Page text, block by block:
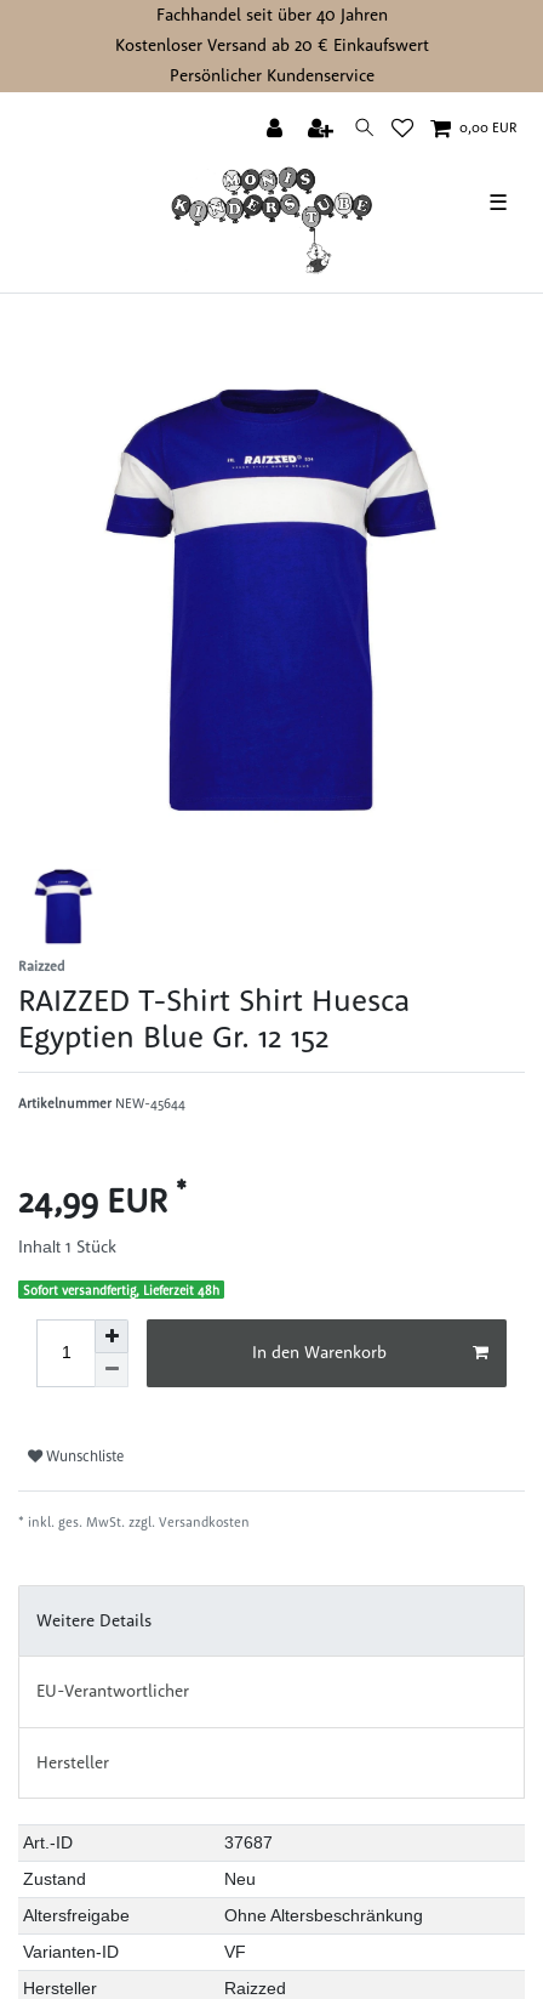
Fachhandel seit über 40 Jahren
Kostenloser Versand ab 20 € Einkaufswert
Persönlicher Kundenservice
0,00 EUR
☰
Raizzed
RAIZZED T-Shirt Shirt Huesca
Egyptien Blue Gr. 12 152
Artikelnummer NEW-45644
24,99 EUR *
Inhalt 1 Stück
Sofort versandfertig, Lieferzeit 48h
In den Warenkorb
Wunschliste
* inkl. ges. MwSt. zzgl. Versandkosten
Weitere Details
EU-Verantwortlicher
Hersteller
Art.-ID
37687
Zustand
Neu
Altersfreigabe
Ohne Altersbeschränkung
Varianten-ID
VF
Hersteller
Raizzed